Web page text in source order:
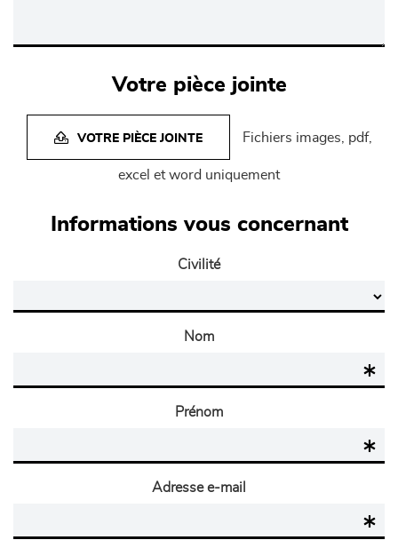
Votre pièce jointe
VOTRE PIÈCE JOINTE Fichiers images, pdf,
excel et word uniquement
Informations vous concernant
Civilité
Nom
Prénom
Adresse e-mail